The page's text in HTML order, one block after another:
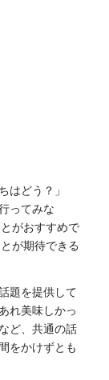
はどう？」
ってみな
がおすすめで
が期待できる
題を提供して
れ美味しかっ
ど、共通の話
をかけずとも